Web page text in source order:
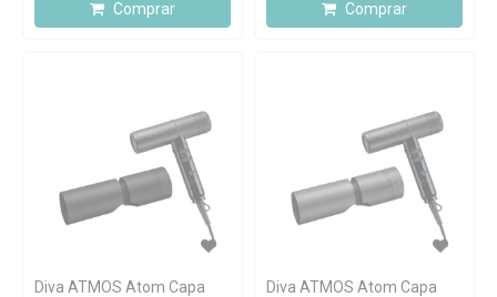
Comprar Comprar
Diva ATMOS Atom Capa
Diva ATMOS Atom Capa